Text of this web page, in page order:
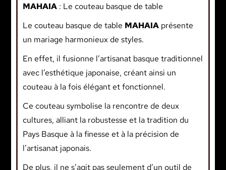
MAHAIA : Le couteau basque de table
Le couteau basque de table MAHAIA présente
un mariage harmonieux de styles.
En effet, il fusionne l’artisanat basque traditionnel
avec l’esthétique japonaise, créant ainsi un
couteau à la fois élégant et fonctionnel.
Ce couteau symbolise la rencontre de deux
cultures, alliant la robustesse et la tradition du
Pays Basque à la finesse et à la précision de
l’artisanat japonais.
De plus, il ne s’agit pas seulement d’un outil de